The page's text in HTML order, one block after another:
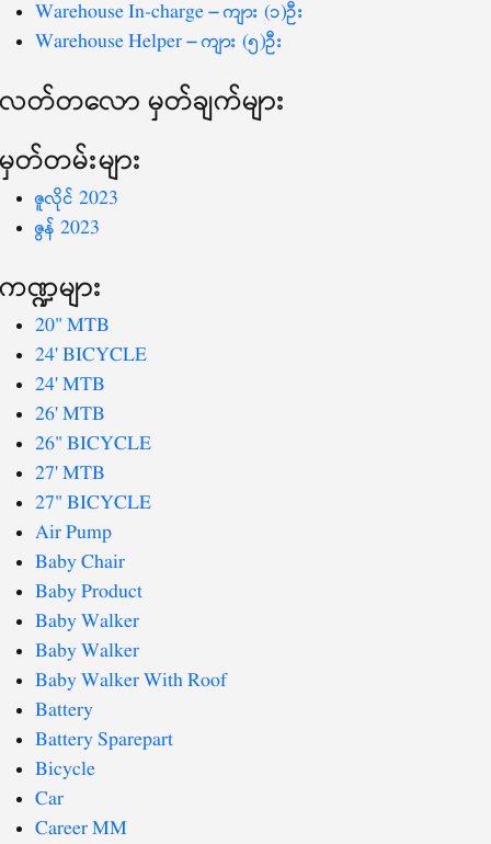
Warehouse In-charge – ကျား (၁)ဦး
Warehouse Helper – ကျား (၅)ဦး
လတ်တ‌လော မှတ်ချက်များ
မှတ်တမ်းများ
ဇူလိုင် 2023
ဇွန် 2023
ကဏ္ဍများ
20" MTB
24' BICYCLE
24' MTB
26' MTB
26" BICYCLE
27' MTB
27" BICYCLE
Air Pump
Baby Chair
Baby Product
Baby Walker
Baby Walker
Baby Walker With Roof
Battery
Battery Sparepart
Bicycle
Car
Career MM